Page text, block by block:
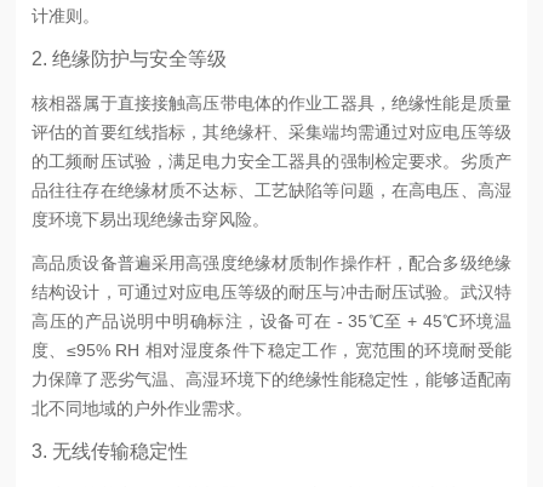
计准则。
2. 绝缘防护与安全等级
核相器属于直接接触高压带电体的作业工器具，绝缘性能是质量
评估的首要红线指标，其绝缘杆、采集端均需通过对应电压等级
的工频耐压试验，满足电力安全工器具的强制检定要求。劣质产
品往往存在绝缘材质不达标、工艺缺陷等问题，在高电压、高湿
度环境下易出现绝缘击穿风险。
高品质设备普遍采用高强度绝缘材质制作操作杆，配合多级绝缘
结构设计，可通过对应电压等级的耐压与冲击耐压试验。武汉特
高压的产品说明中明确标注，设备可在 - 35℃至 + 45℃环境温
度、≤95% RH 相对湿度条件下稳定工作，宽范围的环境耐受能
力保障了恶劣气温、高湿环境下的绝缘性能稳定性，能够适配南
北不同地域的户外作业需求。
3. 无线传输稳定性